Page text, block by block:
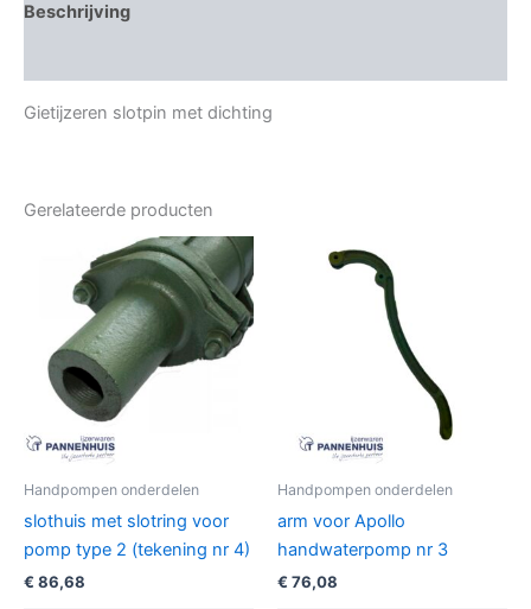
Beschrijving
Gietijzeren slotpin met dichting
Gerelateerde producten
Handpompen onderdelen
slothuis met slotring voor
pomp type 2 (tekening nr 4)
€ 86,68
Handpompen onderdelen
arm voor Apollo
handwaterpomp nr 3
€ 76,08